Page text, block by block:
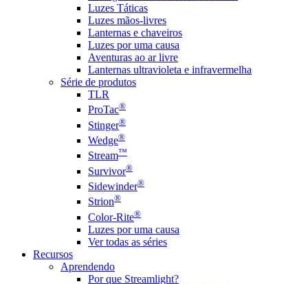
Luzes Táticas
Luzes mãos-livres
Lanternas e chaveiros
Luzes por uma causa
Aventuras ao ar livre
Lanternas ultravioleta e infravermelha
Série de produtos
TLR
ProTac®
Stinger®
Wedge®
Stream™
Survivor®
Sidewinder®
Strion®
Color-Rite®
Luzes por uma causa
Ver todas as séries
Recursos
Aprendendo
Por que Streamlight?